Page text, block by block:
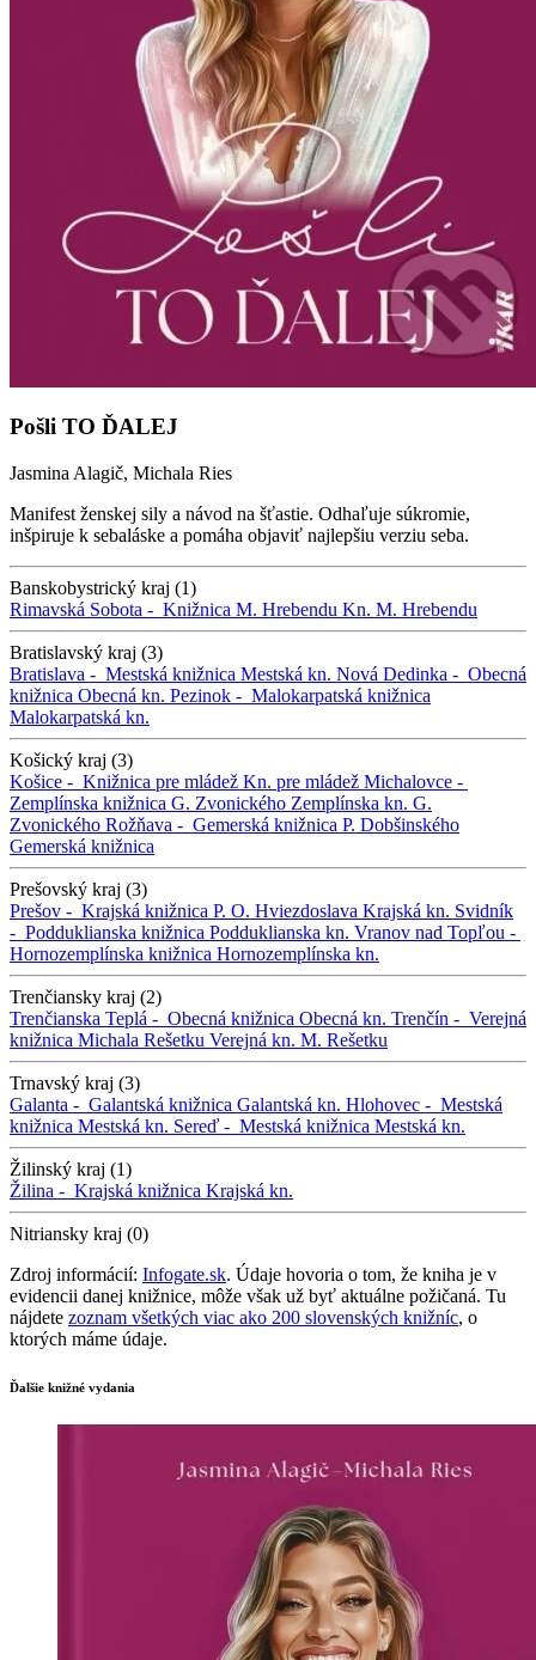
Pošli TO ĎALEJ
Jasmina Alagič, Michala Ries
Manifest ženskej sily a návod na šťastie. Odhaľuje súkromie,
inšpiruje k sebaláske a pomáha objaviť najlepšiu verziu seba.
Banskobystrický kraj (1)
Rimavská Sobota - Knižnica M. Hrebendu Kn. M. Hrebendu
Bratislavský kraj (3)
Bratislava - Mestská knižnica Mestská kn. Nová Dedinka - Obecná
knižnica Obecná kn. Pezinok - Malokarpatská knižnica
Malokarpatská kn.
Košický kraj (3)
Košice - Knižnica pre mládež Kn. pre mládež Michalovce -
Zemplínska knižnica G. Zvonického Zemplínska kn. G.
Zvonického Rožňava - Gemerská knižnica P. Dobšinského
Gemerská knižnica
Prešovský kraj (3)
Prešov - Krajská knižnica P. O. Hviezdoslava Krajská kn. Svidník
- Podduklianska knižnica Podduklianska kn. Vranov nad Topľou -
Hornozemplínska knižnica Hornozemplínska kn.
Trenčiansky kraj (2)
Trenčianska Teplá - Obecná knižnica Obecná kn. Trenčín - Verejná
knižnica Michala Rešetku Verejná kn. M. Rešetku
Trnavský kraj (3)
Galanta - Galantská knižnica Galantská kn. Hlohovec - Mestská
knižnica Mestská kn. Sereď - Mestská knižnica Mestská kn.
Žilinský kraj (1)
Žilina - Krajská knižnica Krajská kn.
Nitriansky kraj (0)
Zdroj informácií: Infogate.sk. Údaje hovoria o tom, že kniha je v
evidencii danej knižnice, môže však už byť aktuálne požičaná. Tu
nájdete zoznam všetkých viac ako 200 slovenských knižníc, o
ktorých máme údaje.
Ďalšie knižné vydania